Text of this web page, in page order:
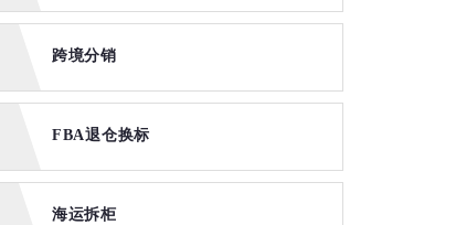
跨境分销
FBA退仓换标
海运拆柜